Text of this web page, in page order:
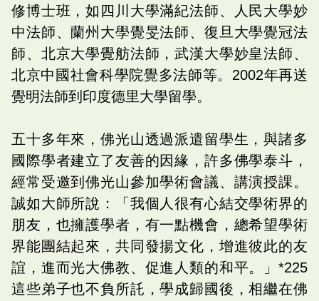
修博士班，如四川大學滿紀法師、人民大學妙
中法師、蘭州大學覺旻法師、復旦大學覺冠法
師、北京大學覺舫法師，武漢大學妙皇法師、
北京中國社會科學院覺多法師等。2002年再送
覺明法師到印度德里大學留學。
五十多年來，佛光山透過派遣留學生，與諸多
國際學者建立了友善的因緣，許多佛學泰斗，
經常受邀到佛光山參加學術會議、講演授課。
誠如大師所說：「我個人很有心結交學術界的
朋友，也擁護學者，有一點機會，總希望學術
界能團結起來，共同發揚文化，增進彼此的友
誼，進而光大佛教、促進人類的和平。」*225
這些弟子也不負所託，學成歸國後，相繼在佛